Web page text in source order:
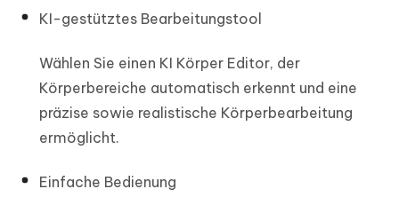
KI-gestütztes Bearbeitungstool
Wählen Sie einen KI Körper Editor, der
Körperbereiche automatisch erkennt und eine
präzise sowie realistische Körperbearbeitung
ermöglicht.
Einfache Bedienung